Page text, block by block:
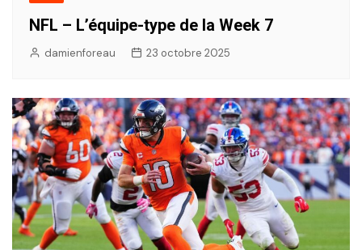
NFL – L’équipe-type de la Week 7
damienforeau 23 octobre 2025